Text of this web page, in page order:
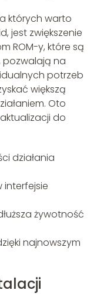
których warto
jest zwiększenie
ROM-y, które są
pozwalają na
potrzeb
większą
Oto
do
działania
interfejsie
żywotność
najnowszym